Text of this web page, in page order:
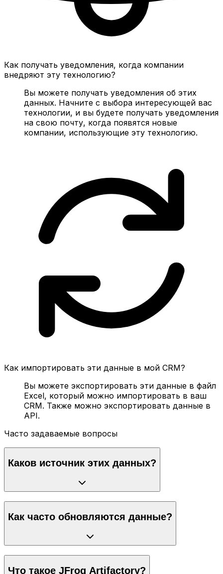
Как получать уведомления, когда компании
внедряют эту технологию?
Вы можете получать уведомления об этих
данных. Начните с выбора интересующей вас
технологии, и вы будете получать уведомления
на свою почту, когда появятся новые
компании, использующие эту технологию.
Как импортировать эти данные в мой CRM?
Вы можете экспортировать эти данные в файл
Excel, который можно импортировать в ваш
CRM. Также можно экспортировать данные в
API.
Часто задаваемые вопросы
Каков источник этих данных?
Как часто обновляются данные?
Что такое JFrog Artifactory?